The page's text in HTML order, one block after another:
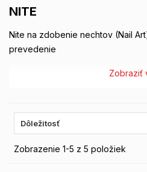
NITE
Nite na zdobenie nechtov (Nail
prevedenie
Zobraziť
Dôležitosť
Zobrazenie 1-5 z 5 položiek